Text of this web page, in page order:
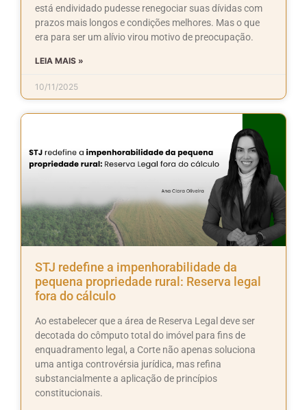
está endividado pudesse renegociar suas dívidas com
prazos mais longos e condições melhores. Mas o que
era para ser um alívio virou motivo de preocupação.
LEIA MAIS »
10/11/2025
STJ redefine a impenhorabilidade da
pequena propriedade rural: Reserva legal
fora do cálculo
Ao estabelecer que a área de Reserva Legal deve ser
decotada do cômputo total do imóvel para fins de
enquadramento legal, a Corte não apenas soluciona
uma antiga controvérsia jurídica, mas refina
substancialmente a aplicação de princípios
constitucionais.